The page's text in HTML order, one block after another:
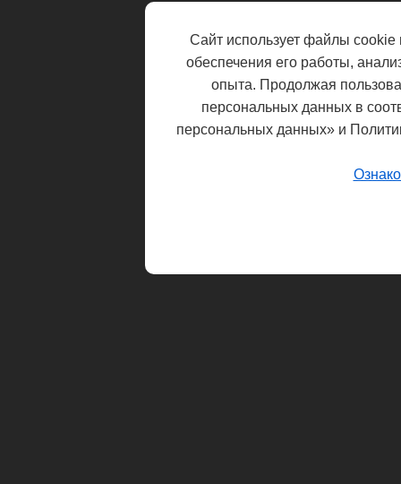
Сайт использует файлы cookie
обеспечения его работы,
опыта. Продолжая
персональных данных в
персональных данных» и